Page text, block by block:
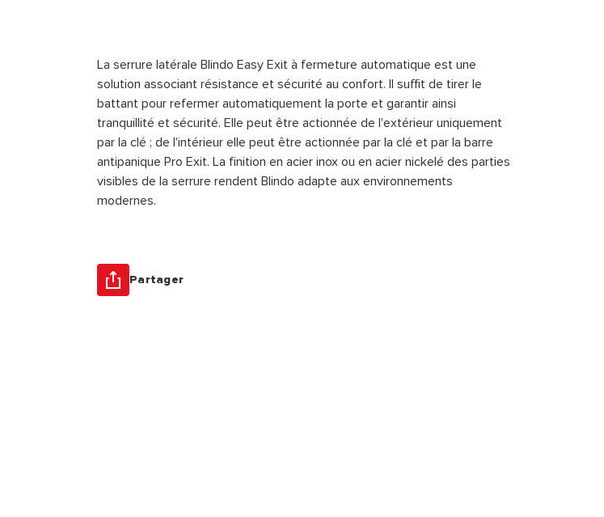
La serrure latérale Blindo Easy Exit à fermeture automatique est une
solution associant résistance et sécurité au confort. Il suffit de tirer le
battant pour refermer automatiquement la porte et garantir ainsi
tranquillité et sécurité. Elle peut être actionnée de l'extérieur uniquement
par la clé ; de l'intérieur elle peut être actionnée par la clé et par la barre
antipanique Pro Exit. La finition en acier inox ou en acier nickelé des parties
visibles de la serrure rendent Blindo adapte aux environnements
modernes.
Partager